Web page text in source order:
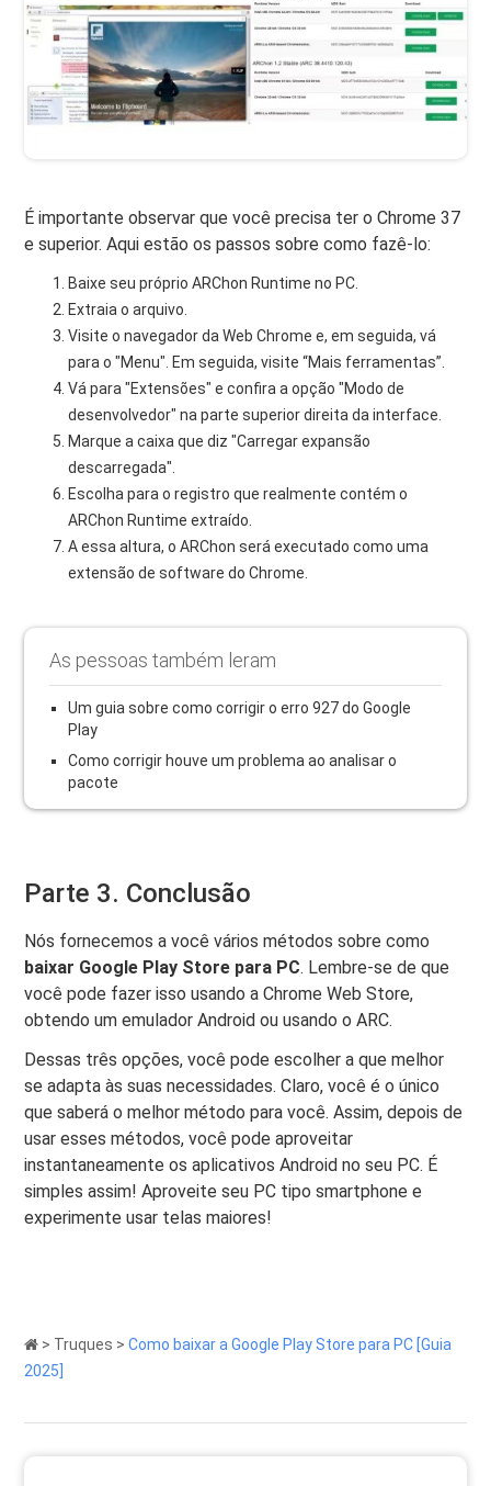
É importante observar que você precisa ter o Chrome 37
e superior. Aqui estão os passos sobre como fazê-lo:
Baixe seu próprio ARChon Runtime no PC.
Extraia o arquivo.
Visite o navegador da Web Chrome e, em seguida, vá
para o "Menu". Em seguida, visite “Mais ferramentas”.
Vá para "Extensões" e confira a opção "Modo de
desenvolvedor" na parte superior direita da interface.
Marque a caixa que diz "Carregar expansão
descarregada".
Escolha para o registro que realmente contém o
ARChon Runtime extraído.
A essa altura, o ARChon será executado como uma
extensão de software do Chrome.
As pessoas também leram
Um guia sobre como corrigir o erro 927 do Google
Play
Como corrigir houve um problema ao analisar o
pacote
Parte 3. Conclusão
Nós fornecemos a você vários métodos sobre como
baixar Google Play Store para PC. Lembre-se de que
você pode fazer isso usando a Chrome Web Store,
obtendo um emulador Android ou usando o ARC.
Dessas três opções, você pode escolher a que melhor
se adapta às suas necessidades. Claro, você é o único
que saberá o melhor método para você. Assim, depois de
usar esses métodos, você pode aproveitar
instantaneamente os aplicativos Android no seu PC. É
simples assim! Aproveite seu PC tipo smartphone e
experimente usar telas maiores!
> Truques >Como baixar a Google Play Store para PC [Guia
2025]